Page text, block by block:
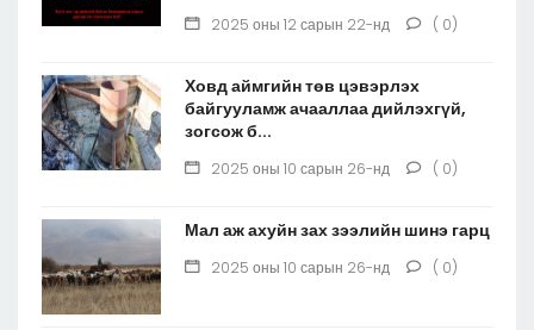
2025 оны 12 сарын 22-нд ( 0)
Ховд аймгийн төв цэвэрлэх
байгууламж ачааллаа дийлэхгүй,
зогсож б...
2025 оны 10 сарын 26-нд ( 0)
Мал аж ахуйн зах зээлийн шинэ гарц
2025 оны 10 сарын 26-нд ( 0)